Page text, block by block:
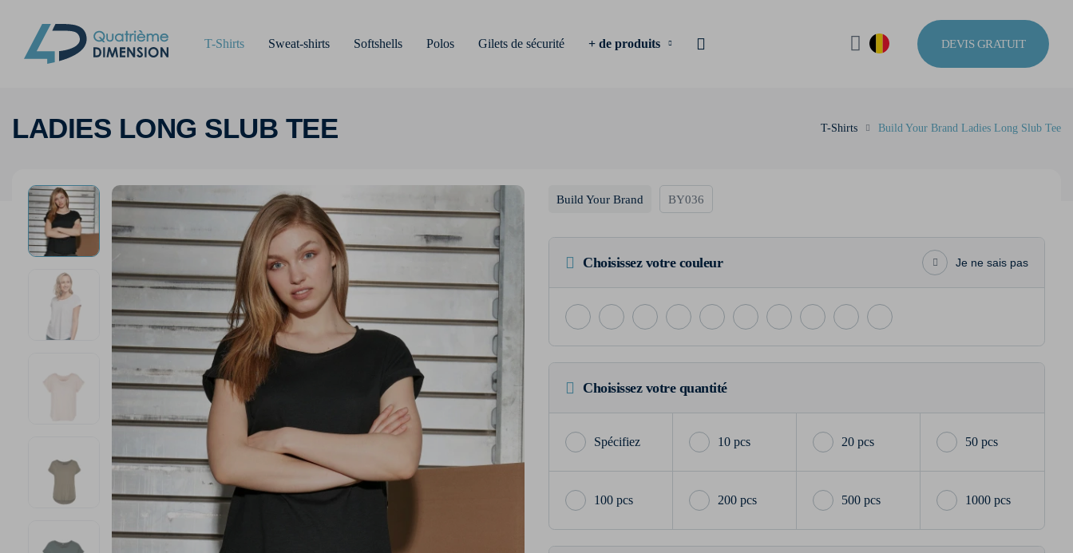
T-Shirts Sweat-shirts Softshells Polos Gilets de sécurité + de produits DEVIS GRATUIT
LADIES LONG SLUB TEE T-Shirts Build Your Brand Ladies Long Slub Tee
Build Your Brand BY036
Choisissez votre couleur Je ne sais pas
Choisissez votre quantité
10 pcs 20 pcs 50 pcs
100 pcs 200 pcs 500 pcs 1000 pcs